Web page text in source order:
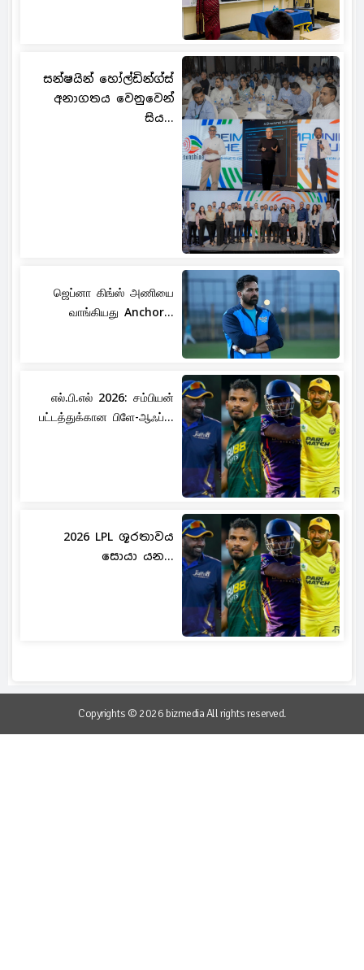
සන්ෂයින් හෝල්ඩින්ග්ස්
අනාගතය වෙනුවෙන්
සිය...
ஜெப்னா கிங்ஸ் அணியை
வாங்கியது Anchor...
எல்.பி.எல் 2026: சம்பியன்
பட்டத்துக்கான பிளே-ஆஃப்...
2026 LPL ශූරතාවය
සොයා යන...
Copyrights © 2026 bizmedia All rights reserved.